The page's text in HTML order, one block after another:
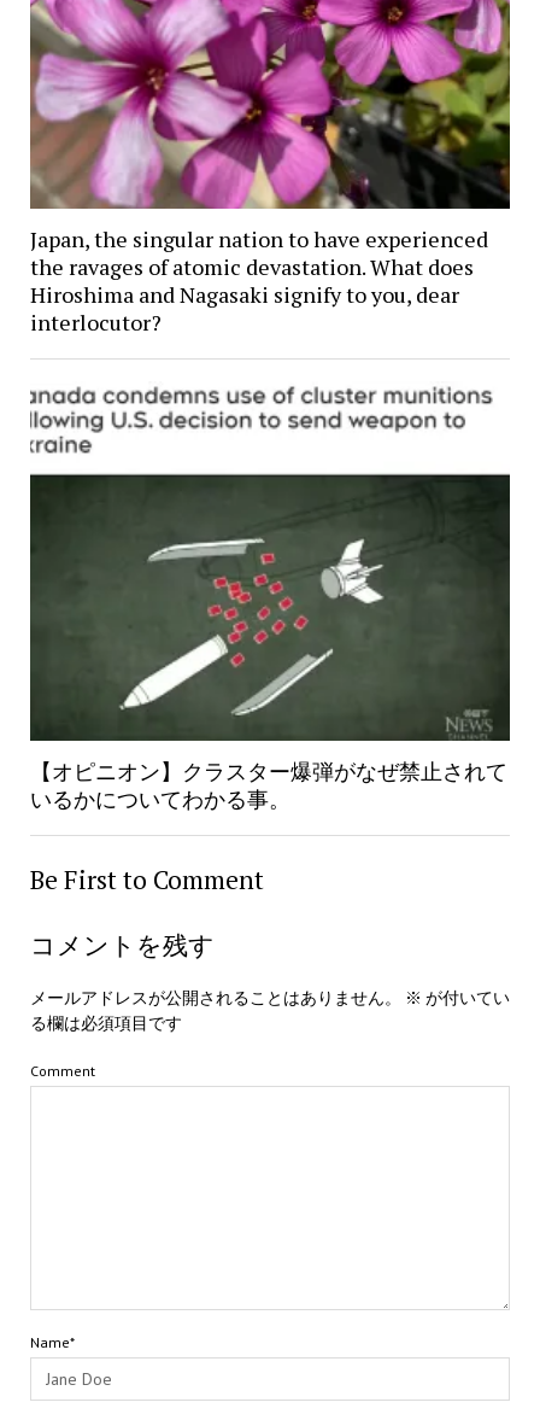
Japan, the singular nation to have experienced
the ravages of atomic devastation. What does
Hiroshima and Nagasaki signify to you, dear
interlocutor?
【オピニオン】クラスター爆弾がなぜ禁止されて
いるかについてわかる事。
Be First to Comment
コメントを残す
メールアドレスが公開されることはありません。 ※ が付いてい
る欄は必須項目です
Comment
Name*